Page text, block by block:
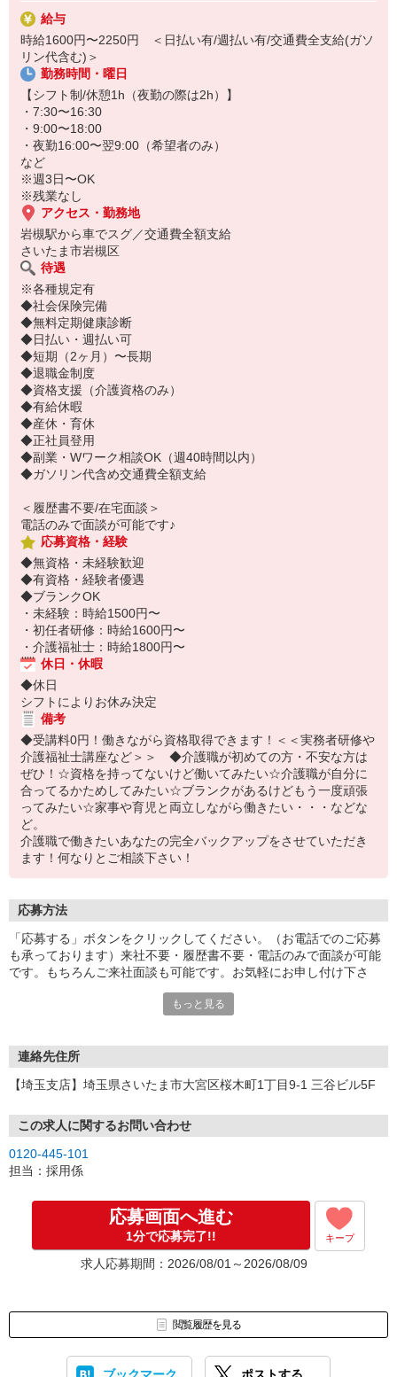
など
病院内でのサポートがおもなお仕事！難しい医療行為は一切ないの
で、すぐに活躍できます◎
残業は一切ありません！定時になったら即退勤OK♪退勤後は家事を
するもよし、趣味に没頭するもよし！プライベートを大切にしなが
ら働きましょう◎
給与
時給1600円〜2250円 ＜日払い有/週払い有/交通費全支給(ガソ
リン代含む)＞
勤務時間・曜日
【シフト制/休憩1h（夜勤の際は2h）】
・7:30〜16:30
・9:00〜18:00
・夜勤16:00〜翌9:00（希望者のみ）
など
※週3日〜OK
※残業なし
アクセス・勤務地
岩槻駅から車でスグ／交通費全額支給
さいたま市岩槻区
待遇
※各種規定有
◆社会保険完備
◆無料定期健康診断
◆日払い・週払い可
◆短期（2ヶ月）〜長期
◆退職金制度
◆資格支援（介護資格のみ）
◆有給休暇
◆産休・育休
◆正社員登用
◆副業・Wワーク相談OK（週40時間以内）
◆ガソリン代含め交通費全額支給
＜履歴書不要/在宅面談＞
電話のみで面談が可能です♪
応募資格・経験
◆無資格・未経験歓迎
◆有資格・経験者優遇
◆ブランクOK
・未経験：時給1500円〜
・初任者研修：時給1600円〜
・介護福祉士：時給1800円〜
休日・休暇
◆休日
シフトによりお休み決定
備考
◆受講料0円！働きながら資格取得できます！＜＜実務者研修や
介護福祉士講座など＞＞ ◆介護職が初めての方・不安な方は
ぜひ！☆資格を持ってないけど働いてみたい☆介護職が自分に
合ってるかためしてみたい☆ブランクがあるけどもう一度頑張
ってみたい☆家事や育児と両立しながら働きたい・・・などな
ど。
介護職で働きたいあなたの完全バックアップをさせていただき
ます！何なりとご相談下さい！
応募方法
「応募する」ボタンをクリックしてください。（お電話でのご応募
も承っております）来社不要・履歴書不要・電話のみで面談が可能
です。もちろんご来社面談も可能です。お気軽にお申し付け下さ
もっと見る
連絡先住所
【埼玉支店】埼玉県さいたま市大宮区桜木町1丁目9-1 三谷ビル5F
この求人に関するお問い合わせ
0120-445-101
担当：採用係
応募画面へ進む
1分で応募完了!! キープ
求人応募期間：2026/08/01～2026/08/09
閲覧履歴を見る